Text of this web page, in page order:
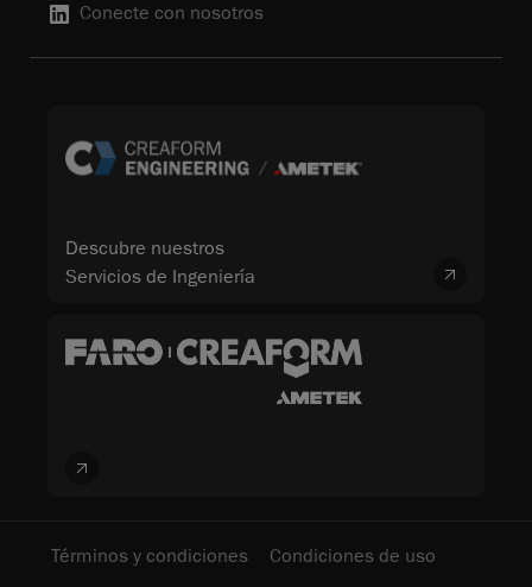
Conecte con nosotros
Descubre nuestros
Servicios de Ingeniería
Términos y condiciones Condiciones de uso